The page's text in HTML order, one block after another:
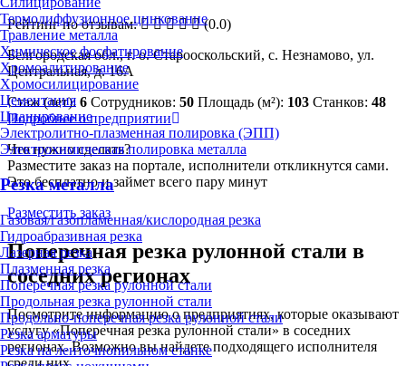
Термодиффузионное цинкование
Травление металла
Химическое фосфатирование
Хромоалитирование
Хромосилицирование
Цементация
Цианирование
Электролитно-плазменная полировка (ЭПП)
Электрохимическая полировка металла
Резка металла
Газовая/газопламенная/кислородная резка
Гидроабразивная резка
Лазерная резка
Плазменная резка
Поперечная резка рулонной стали
Продольная резка рулонной стали
Продольно-поперечная резка рулонной стали
Резка арматуры
Резка на ленточнопильном станке
Рейтинг по отзывам:
(0.0)
Белгородская обл., г. о. Старооскольский, с. Незнамово, ул.
Центральная, д. 16А
Стаж (лет): 6 Сотрудников: 50 Площадь (м²): 103 Станков: 48
Подробнее о предприятии
Что нужно сделать?
Разместите заказ на портале, исполнители откликнутся сами.
Это бесплатно и займет всего пару минут
Разместить заказ
Поперечная резка рулонной стали в
соседних регионах
Посмотрите информацию о предприятиях, которые оказывают
услугу «Поперечная резка рулонной стали» в соседних
регионах. Возможно вы найдете подходящего исполнителя